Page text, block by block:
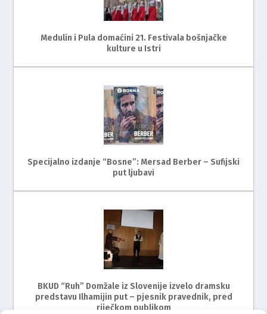
Medulin i Pula domaćini 21. Festivala bošnjačke
kulture u Istri
Specijalno izdanje “Bosne”: Mersad Berber – Sufijski
put ljubavi
BKUD “Ruh” Domžale iz Slovenije izvelo dramsku
predstavu Ilhamijin put – pjesnik pravednik, pred
riječkom publikom